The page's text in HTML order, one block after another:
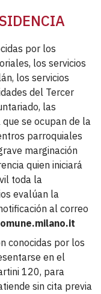
por los
los servicios
los servicios
del Tercer
las
se ocupan de la
parroquiales
marginación
quien iniciará
toda la
evalúan la
al correo
conocidas por los
en el
120, para
sin cita previa